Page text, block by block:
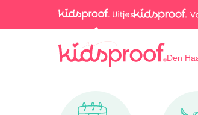
Den